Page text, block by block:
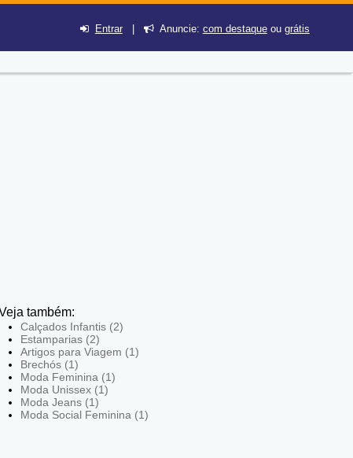
Entrar| Anuncie: com destaqueou grátis
também:
Calçados Infantis (2)
Estamparias (2)
Artigos para Viagem (1)
Brechós (1)
Moda Feminina (1)
Moda Unissex (1)
Moda Jeans (1)
Moda Social Feminina (1)